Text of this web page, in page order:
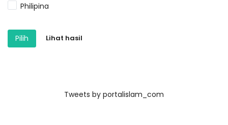
Philipina
Pilih Lihat hasil
Tweets by portalislam_com